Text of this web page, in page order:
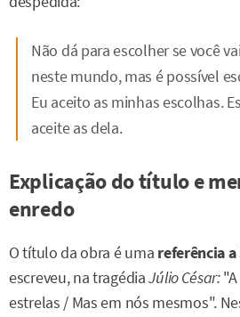
Não dá para escolher se você
neste mundo, mas é possível
Eu aceito as minhas escolhas.
aceite as dela.
Explicação do título e
enredo
O título da obra é uma referência
escreveu, na tragédiaJúlio César:
estrelas / Mas em nós mesmos".